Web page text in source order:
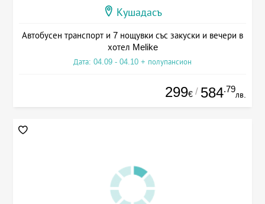
Кушадасъ
Автобусен транспорт и 7 нощувки със закуски и вечери в
хотел Melike
Дата: 04.09 - 04.10 + полупансион
299€ / 584.79
лв.